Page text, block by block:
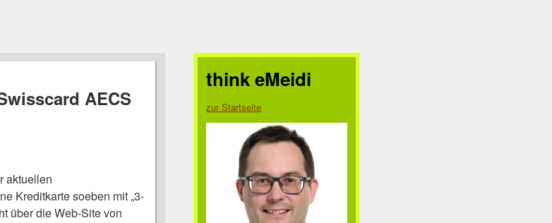
AECS
aktuellen
Kreditkarte soeben mit „3-
über die Web-Site von
think eMeidi
zur Startseite